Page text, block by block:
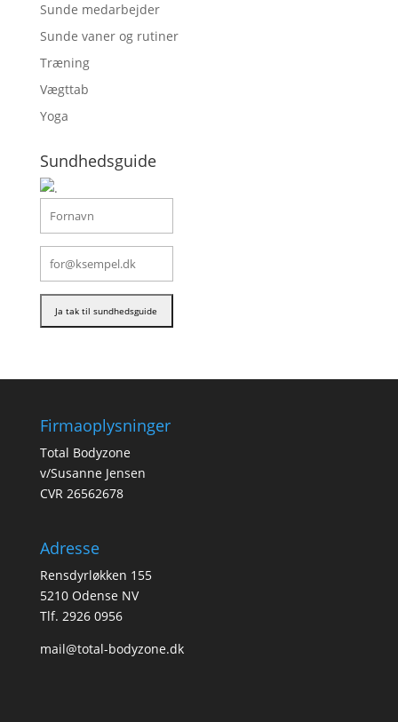
Sunde medarbejder
Sunde vaner og rutiner
Træning
Vægttab
Yoga
Sundhedsguide
Firmaoplysninger
Total Bodyzone
v/Susanne Jensen
CVR 26562678
Adresse
Rensdyrløkken 155
5210 Odense NV
Tlf. 2926 0956
mail@total-bodyzone.dk